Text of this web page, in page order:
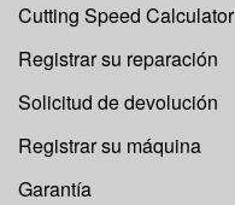
Cutting Speed Calculator
Registrar su reparación
Solicitud de devolución
Registrar su máquina
Garantía